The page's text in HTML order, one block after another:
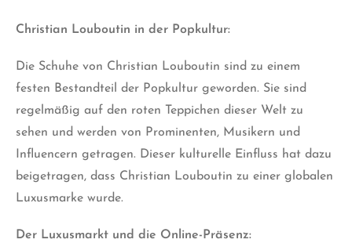
Christian Louboutin in der Popkultur:
Die Schuhe von Christian Louboutin sind zu einem
festen Bestandteil der Popkultur geworden. Sie sind
regelmäßig auf den roten Teppichen dieser Welt zu
sehen und werden von Prominenten, Musikern und
Influencern getragen. Dieser kulturelle Einfluss hat dazu
beigetragen, dass Christian Louboutin zu einer globalen
Luxusmarke wurde.
Der Luxusmarkt und die Online-Präsenz: